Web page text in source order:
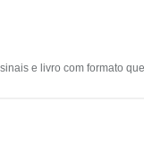
e livro com formato